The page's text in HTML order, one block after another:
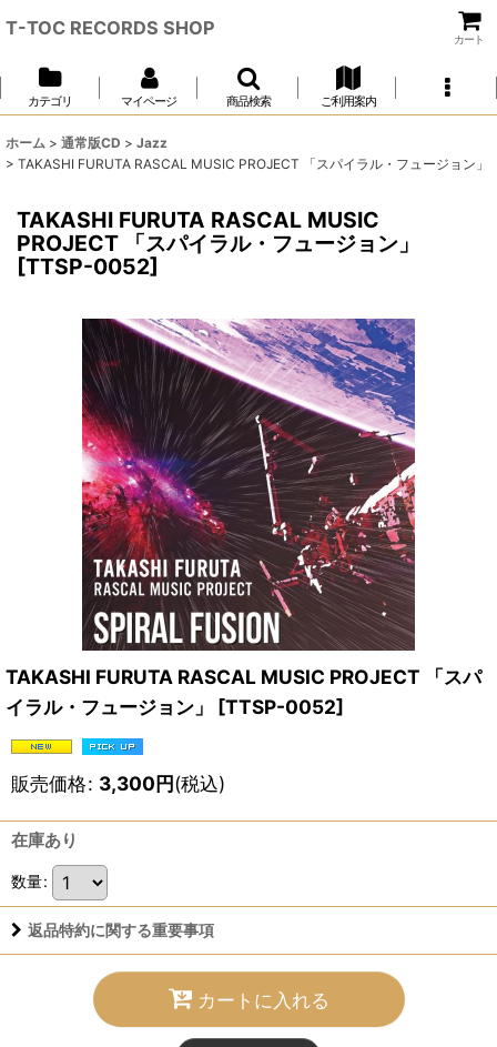
T-TOC RECORDS SHOP
カート
カテゴリ マイページ 商品検索 ご利用案内
ホーム > 通常版CD > Jazz
> TAKASHI FURUTA RASCAL MUSIC PROJECT 「スパイラル・フュージョン」
TAKASHI FURUTA RASCAL MUSIC
PROJECT 「スパイラル・フュージョン」
[TTSP-0052]
TAKASHI FURUTA RASCAL MUSIC PROJECT 「スパ
イラル・フュージョン」
[TTSP-0052]
販売価格: 3,300円(税込)
在庫あり
数量:
返品特約に関する重要事項
カートに入れる